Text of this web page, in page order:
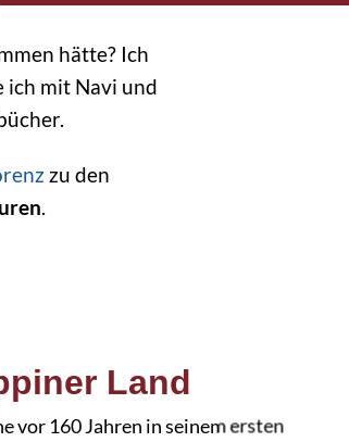
hätte? Ich
ich mit Navi und
zu den
.
Land
vor 160 Jahren in seinem ersten